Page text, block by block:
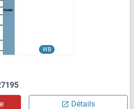
WB
Détails